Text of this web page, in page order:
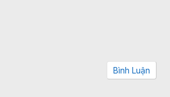
Bình Luận